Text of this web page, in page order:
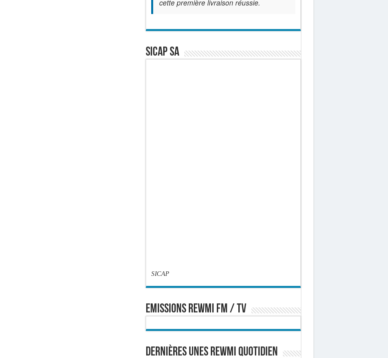
cette première livraison réussie.
SICAP SA
SICAP
EMISSIONS REWMI FM / TV
Dernières Unes Rewmi Quotidien